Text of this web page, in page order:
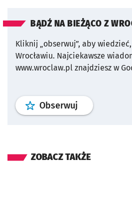
BĄDŹ NA BIEŻĄCO Z
Kliknij „obserwuj”, aby
Wrocławiu. Najciekawsze
www.wroclaw.pl znajdziesz w
Obserwuj profil
ZOBACZ TAKŻE